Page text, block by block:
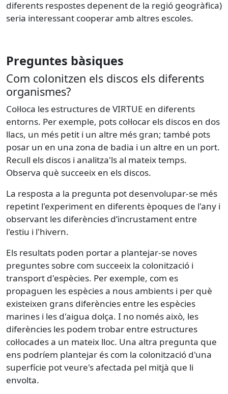
diferents respostes depenent de la regió geogràfica)
seria interessant cooperar amb altres escoles.
Preguntes bàsiques
Com colonitzen els discos els diferents
organismes?
Col·loca les estructures de VIRTUE en diferents
entorns. Per exemple, pots col·locar els discos en dos
llacs, un més petit i un altre més gran; també pots
posar un en una zona de badia i un altre en un port.
Recull els discos i analitza'ls al mateix temps.
Observa què succeeix en els discos.
La resposta a la pregunta pot desenvolupar-se més
repetint l'experiment en diferents èpoques de l'any i
observant les diferències d’incrustament entre
l'estiu i l'hivern.
Els resultats poden portar a plantejar-se noves
preguntes sobre com succeeix la colonització i
transport d'espècies. Per exemple, com es
propaguen les espècies a nous ambients i per què
existeixen grans diferències entre les espècies
marines i les d'aigua dolça. I no només això, les
diferències les podem trobar entre estructures
col·locades a un mateix lloc. Una altra pregunta que
ens podríem plantejar és com la colonització d'una
superfície pot veure's afectada pel mitjà que li
envolta.